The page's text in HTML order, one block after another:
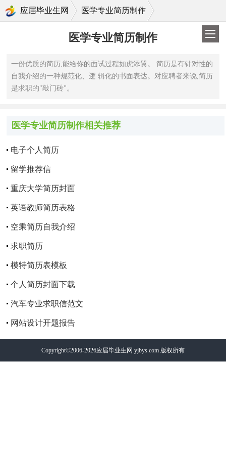
应届毕业生网 医学专业简历制作
医学专业简历制作
一份优质的简历,能给你的面试过程如虎添翼。 简历是有针对性的
自我介绍的一种规范化、逻 辑化的书面表达。对应聘者来说,简历
是求职的"敲门砖"。
医学专业简历制作相关推荐
电子个人简历
留学推荐信
重庆大学简历封面
英语教师简历表格
空乘简历自我介绍
求职简历
模特简历表模板
个人简历封面下载
汽车专业求职信范文
网站设计开题报告
Copyright©2006-2026应届毕业生网 yjbys.com 版权所有